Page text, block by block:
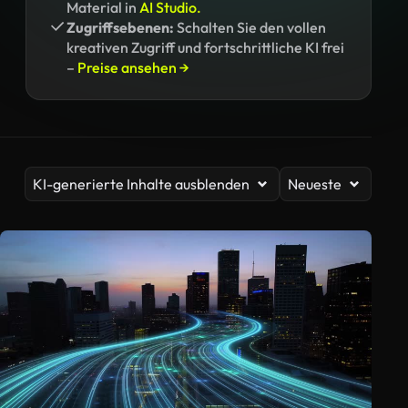
Material in AI Studio.
Zugriffsebenen: Schalten Sie den vollen
kreativen Zugriff und fortschrittliche KI frei
– Preise ansehen →
KI-generierte Inhalte ausblenden Neueste